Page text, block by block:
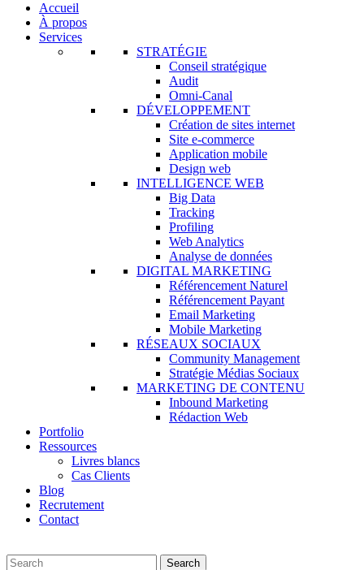
Accueil
À propos
Services
STRATÉGIE
Conseil stratégique
Audit
Omni-Canal
DÉVELOPPEMENT
Création de sites internet
Site e-commerce
Application mobile
Design web
INTELLIGENCE WEB
Big Data
Tracking
Profiling
Web Analytics
Analyse de données
DIGITAL MARKETING
Référencement Naturel
Référencement Payant
Email Marketing
Mobile Marketing
RÉSEAUX SOCIAUX
Community Management
Stratégie Médias Sociaux
MARKETING DE CONTENU
Inbound Marketing
Rédaction Web
Portfolio
Ressources
Livres blancs
Cas Clients
Blog
Recrutement
Contact
Search